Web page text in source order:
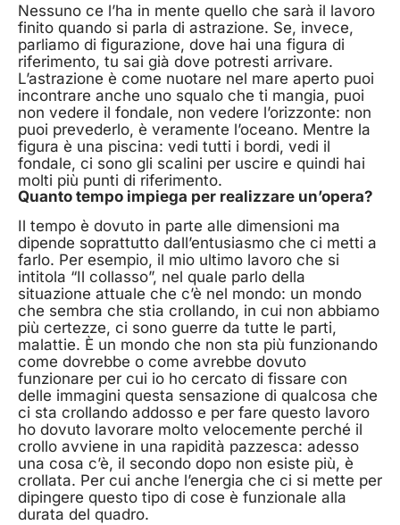
Nessuno ce l’ha in mente quello che sarà il lavoro
finito quando si parla di astrazione. Se, invece,
parliamo di figurazione, dove hai una figura di
riferimento, tu sai già dove potresti arrivare.
L’astrazione è come nuotare nel mare aperto puoi
incontrare anche uno squalo che ti mangia, puoi
non vedere il fondale, non vedere l’orizzonte: non
puoi prevederlo, è veramente l’oceano. Mentre la
figura è una piscina: vedi tutti i bordi, vedi il
fondale, ci sono gli scalini per uscire e quindi hai
molti più punti di riferimento.
Quanto tempo impiega per realizzare un’opera?
Il tempo è dovuto in parte alle dimensioni ma
dipende soprattutto dall’entusiasmo che ci metti a
farlo. Per esempio, il mio ultimo lavoro che si
intitola “Il collasso”, nel quale parlo della
situazione attuale che c’è nel mondo: un mondo
che sembra che stia crollando, in cui non abbiamo
più certezze, ci sono guerre da tutte le parti,
malattie. È un mondo che non sta più funzionando
come dovrebbe o come avrebbe dovuto
funzionare per cui io ho cercato di fissare con
delle immagini questa sensazione di qualcosa che
ci sta crollando addosso e per fare questo lavoro
ho dovuto lavorare molto velocemente perché il
crollo avviene in una rapidità pazzesca: adesso
una cosa c’è, il secondo dopo non esiste più, è
crollata. Per cui anche l’energia che ci si mette per
dipingere questo tipo di cose è funzionale alla
durata del quadro.